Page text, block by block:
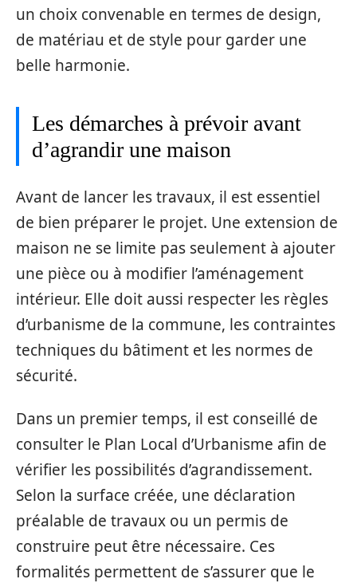
un choix convenable en termes de design,
de matériau et de style pour garder une
belle harmonie.
Les démarches à prévoir avant
d’agrandir une maison
Avant de lancer les travaux, il est essentiel
de bien préparer le projet. Une extension de
maison ne se limite pas seulement à ajouter
une pièce ou à modifier l’aménagement
intérieur. Elle doit aussi respecter les règles
d’urbanisme de la commune, les contraintes
techniques du bâtiment et les normes de
sécurité.
Dans un premier temps, il est conseillé de
consulter le Plan Local d’Urbanisme afin de
vérifier les possibilités d’agrandissement.
Selon la surface créée, une déclaration
préalable de travaux ou un permis de
construire peut être nécessaire. Ces
formalités permettent de s’assurer que le